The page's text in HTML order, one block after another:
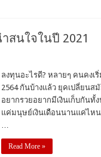
สนใจในปี 2021
ลงทุนอะไรดี? หลายๆ คนคงเ
2564 กันบ้างแล้ว ยุคเปลี่ยนส
อยากรวยอยากมีเงินเก็บกันทั้
แค่มนุษย์เงินเดือนนานแค่ไหน
…
Read More »